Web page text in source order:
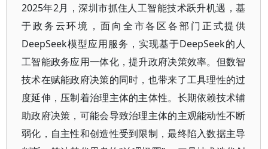
2025年2月，深圳市抓住人工智能技术跃升机遇，基
于政务云环境，面向全市各区各部门正式提供
DeepSeek模型应用服务，实现基于DeepSeek的人
工智能政务应用一体化，提升政府决策效率。但数智
技术在赋能政府决策的同时，也带来了工具理性的过
度延伸，压制着治理主体的主体性。长期依赖技术辅
助政府决策，可能会导致治理主体的主观能动性不断
弱化，自主性和创造性受到限制，最终陷入数据主导